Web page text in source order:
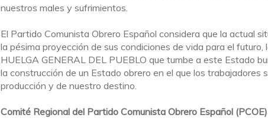
nuestros males y sufrimientos.
El Partido Comunista Obrero Español considera que la actual
la pésima proyección de sus condiciones de vida para el futuro,
HUELGA GENERAL DEL PUEBLO que tumbe a este Estado
la construcción de un Estado obrero en el que los trabajadores
producción y de nuestro destino.
Comité Regional del Partido Comunista Obrero Español